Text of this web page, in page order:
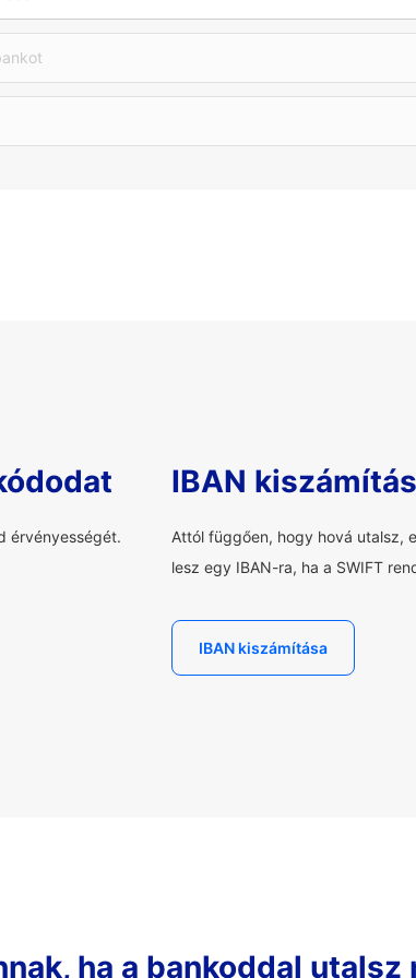
érvényességét.
IBAN
Attól függően, hogy hová utalsz,
lesz egy IBAN-ra, ha a SWIFT
IBAN kiszámítása
ha a bankoddal